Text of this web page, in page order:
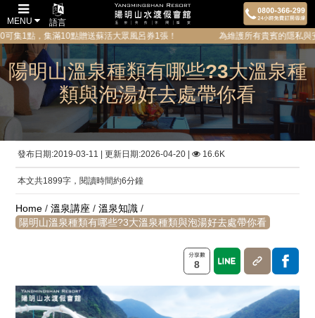
語言
MENU
點贈送蘇活大眾風呂券1張！ 為維護所有貴賓的隱私與安全，戶外風呂－男
陽明山溫泉種類有哪些?3大溫泉種
類與泡湯好去處帶你看
發布日期:2019-03-11 | 更新日期:2026-04-20 | 16.6K
本文共1899字，閱讀時間約6分鐘
Home /溫泉講座 /溫泉知識 /
陽明山溫泉種類有哪些?3大溫泉種類與泡湯好去處帶你看
8